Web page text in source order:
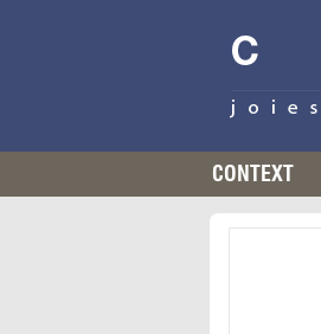
CONTEXT